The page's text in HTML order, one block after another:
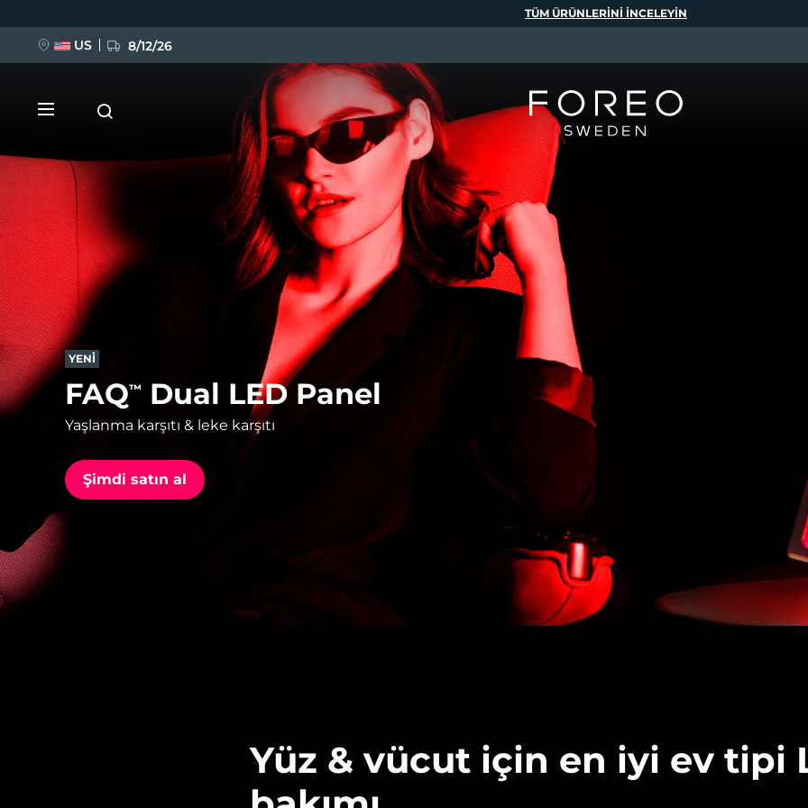
YENİ
FAQ™ Dual LED Panel
Yaşlanma karşıtı & leke karşıtı
Şimdi satın al
Yüz & vücut için en iyi ev tipi
TÜM ÜRÜNLERINI INCELEYIN
US 8/12/26
YENİ
FAQ™ Pure Beauty-Tech Elixir
BREAKING NEWS
issa™ Teeth Whitening Set
FAQ™ Dual LED Panel